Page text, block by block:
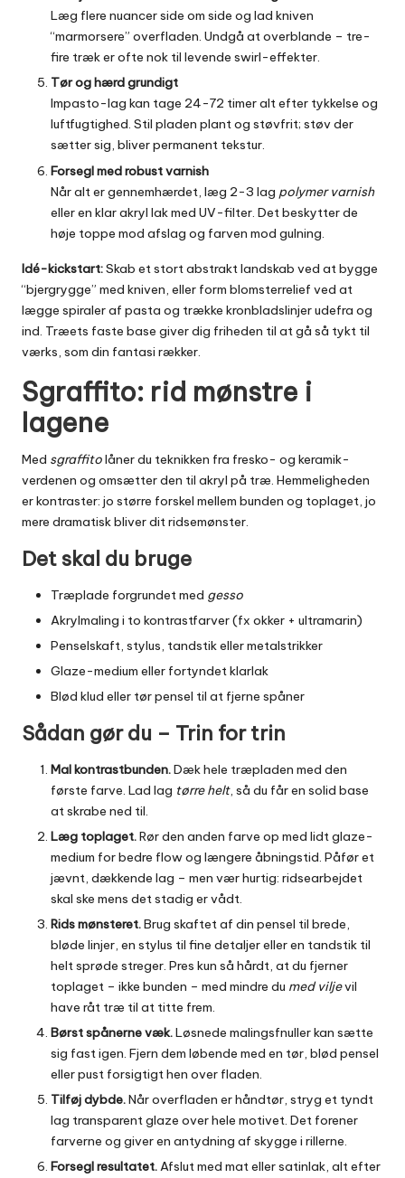
Læg flere nuancer side om side og lad kniven
“marmorsere” overfladen. Undgå at overblande – tre-
fire træk er ofte nok til levende swirl-effekter.
Tør og hærd grundigt
Impasto-lag kan tage 24-72 timer alt efter tykkelse og
luftfugtighed. Stil pladen plant og støvfrit; støv der
sætter sig, bliver permanent tekstur.
Forsegl med robust varnish
Når alt er gennemhærdet, læg 2-3 lag polymer varnish
eller en klar akryl lak med UV-filter. Det beskytter de
høje toppe mod afslag og farven mod gulning.
Idé-kickstart:Skab et stort abstrakt landskab ved at bygge
“bjergrygge” med kniven, eller form blomsterrelief ved at
lægge spiraler af pasta og trække kronbladslinjer udefra og
ind. Træets faste base giver dig friheden til at gå så tykt til
værks, som din fantasi rækker.
Sgraffito: rid mønstre i
lagene
Med sgraffitolåner du teknikken fra fresko- og keramik­
verdenen og omsætter den til akryl på træ. Hemmeligheden
er kontraster: jo større forskel mellem bunden og toplaget, jo
mere dramatisk bliver dit ridsemønster.
Det skal du bruge
Træplade forgrundet med gesso
Akrylmaling i to kontrastfarver (fx okker + ultramarin)
Penselskaft, stylus, tandstik eller metalstrikker
Glaze-medium eller fortyndet klarlak
Blød klud eller tør pensel til at fjerne spåner
Sådan gør du – Trin for trin
Mal kontrastbunden.Dæk hele træpladen med den
første farve. Lad lag tørre helt, så du får en solid base
at skrabe ned til.
Læg toplaget.Rør den anden farve op med lidt glaze-
medium for bedre flow og længere åbningstid. Påfør et
jævnt, dækkende lag – men vær hurtig: ridsearbejdet
skal ske mens det stadig er vådt.
Rids mønsteret.Brug skaftet af din pensel til brede,
bløde linjer, en stylus til fine detaljer eller en tandstik til
helt sprøde streger. Pres kun så hårdt, at du fjerner
toplaget – ikke bunden – med mindre du med viljevil
have råt træ til at titte frem.
Børst spånerne væk.Løsnede malingsfnuller kan sætte
sig fast igen. Fjern dem løbende med en tør, blød pensel
eller pust forsigtigt hen over fladen.
Tilføj dybde.Når overfladen er håndtør, stryg et tyndt
lag transparent glaze over hele motivet. Det forener
farverne og giver en antydning af skygge i rillerne.
Forsegl resultatet.Afslut med mat eller satinlak, alt efter